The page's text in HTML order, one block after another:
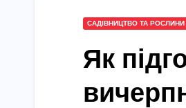
САДІВНИЦТВО ТА РОСЛИНИ
Як